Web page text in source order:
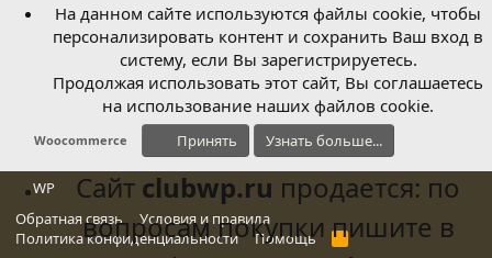
Woocommerce
WP
Обратная связь
Условия и правила
Политика конфиденциальности
Помощь
R
На данном сайте используются файлы cookie, чтобы
персонализировать контент и сохранить Ваш вход в
систему, если Вы зарегистрируетесь.
Продолжая использовать этот сайт, Вы соглашаетесь
на использование наших файлов cookie.
Принять Узнать больше...
Сайт clubwp.ru продается: по
вопросам покупки пишите в